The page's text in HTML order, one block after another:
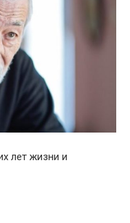
лет жизни и